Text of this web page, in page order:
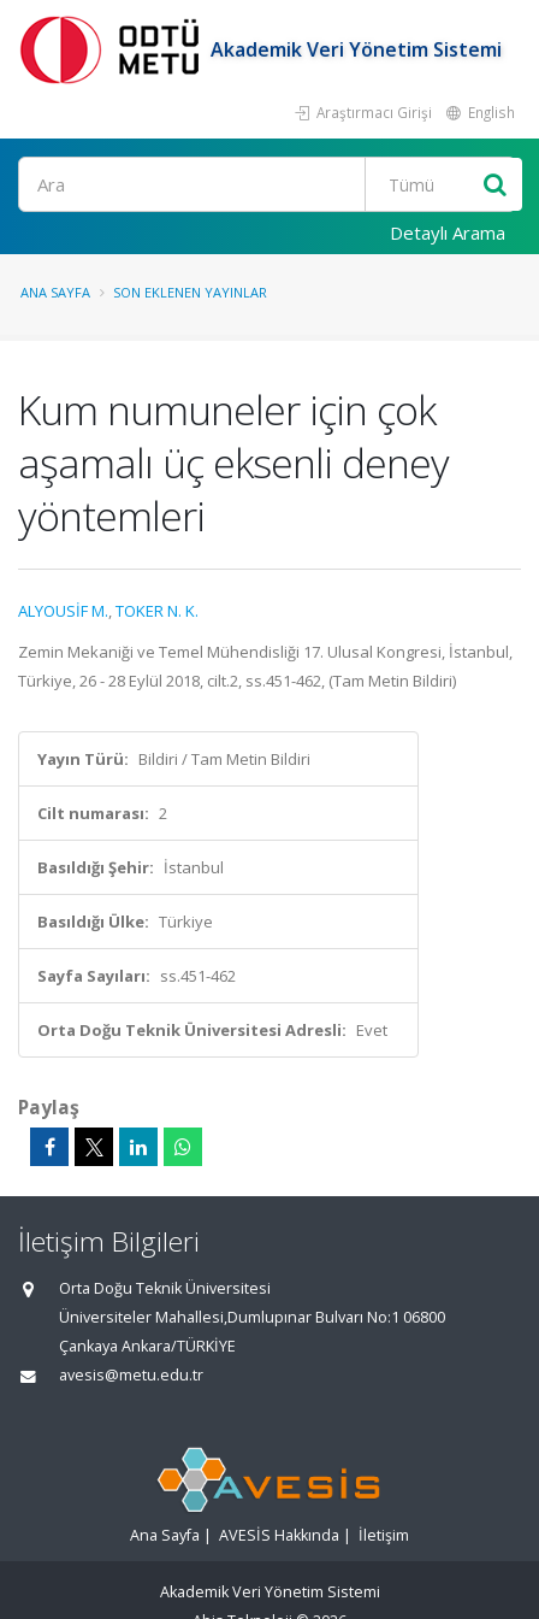
Akademik Veri Yönetim Sistemi
Araştırmacı Girişi English
Ara
Detaylı Arama
ANA SAYFA SON EKLENEN YAYINLAR
Kum numuneler için çok
aşamalı üç eksenli deney
yöntemleri
ALYOUSİF M.,TOKER N. K.
Zemin Mekaniği ve Temel Mühendisliği 17. Ulusal Kongresi, İstanbul,
Türkiye, 26 - 28 Eylül 2018, cilt.2, ss.451-462, (Tam Metin Bildiri)
Yayın Türü: Bildiri / Tam Metin Bildiri
Cilt numarası: 2
Basıldığı Şehir: İstanbul
Basıldığı Ülke: Türkiye
Sayfa Sayıları: ss.451-462
Orta Doğu Teknik Üniversitesi Adresli: Evet
Paylaş
İletişim Bilgileri
Orta Doğu Teknik Üniversitesi
Üniversiteler Mahallesi,Dumlupınar Bulvarı No:1 06800
Çankaya Ankara/TÜRKİYE
avesis@metu.edu.tr
Ana Sayfa | AVESİS Hakkında | İletişim
Akademik Veri Yönetim Sistemi